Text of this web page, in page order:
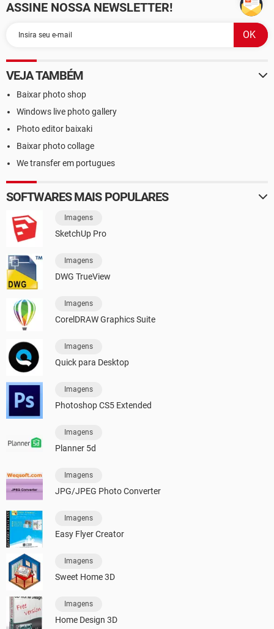
ASSINE NOSSA NEWSLETTER!
VEJA TAMBÉM
Baixar photo shop
Windows live photo gallery
Photo editor baixaki
Baixar photo collage
We transfer em portugues
SOFTWARES MAIS POPULARES
Imagens
SketchUp Pro
Imagens
DWG TrueView
Imagens
CorelDRAW Graphics Suite
Imagens
Quick para Desktop
Imagens
Photoshop CS5 Extended
Imagens
Planner 5d
Imagens
JPG/JPEG Photo Converter
Imagens
Easy Flyer Creator
Imagens
Sweet Home 3D
Imagens
Home Design 3D